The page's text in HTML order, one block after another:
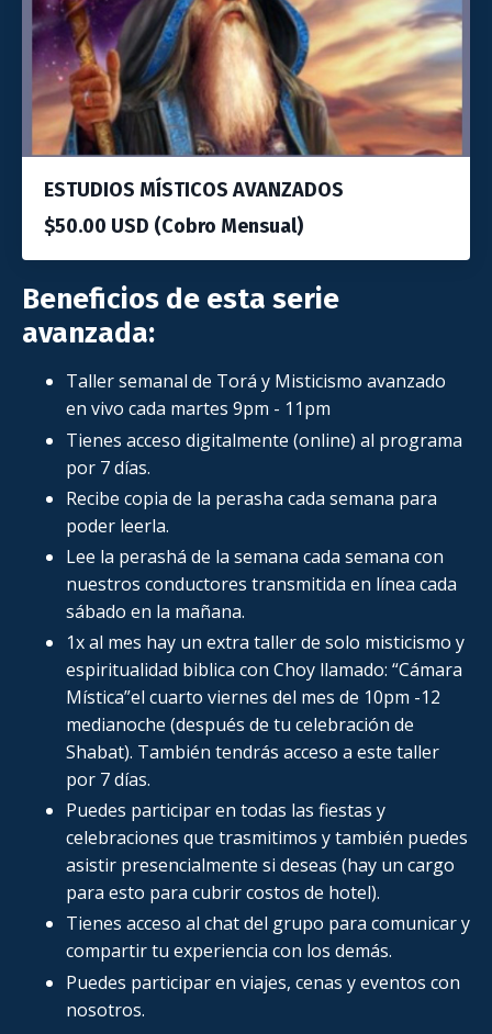
ESTUDIOS MÍSTICOS AVANZADOS
$50.00 USD (Cobro Mensual)
Beneficios de esta serie
avanzada:
Taller semanal de Torá y Misticismo avanzado
en vivo cada martes 9pm - 11pm
Tienes acceso digitalmente (online) al programa
por 7 días.
Recibe copia de la perasha cada semana para
poder leerla.
Lee la perashá de la semana cada semana con
nuestros conductores transmitida en línea cada
sábado en la mañana.
1x al mes hay un extra taller de solo misticismo y
espiritualidad biblica con Choy llamado: “Cámara
Mística”el cuarto viernes del mes de 10pm -12
medianoche (después de tu celebración de
Shabat). También tendrás acceso a este taller
por 7 días.
Puedes participar en todas las fiestas y
celebraciones que trasmitimos y también puedes
asistir presencialmente si deseas (hay un cargo
para esto para cubrir costos de hotel).
Tienes acceso al chat del grupo para comunicar y
compartir tu experiencia con los demás.
Puedes participar en viajes, cenas y eventos con
nosotros.